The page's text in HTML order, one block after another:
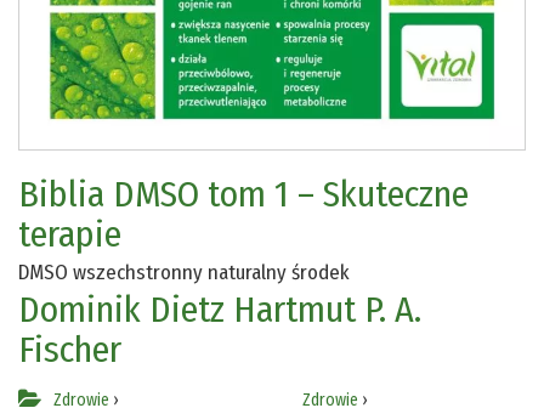
Biblia DMSO tom 1 – Skuteczne
terapie
DMSO wszechstronny naturalny środek
Dominik Dietz Hartmut P. A.
Fischer
Zdrowie ›
Zdrowie ›